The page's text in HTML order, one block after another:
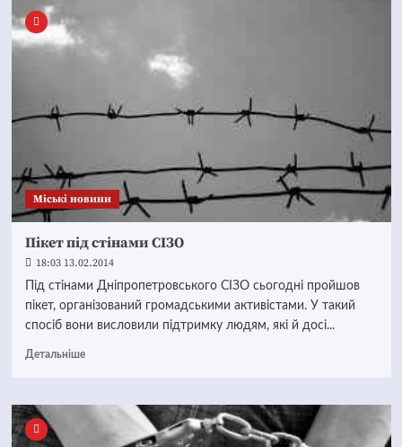
Mіські новини
Пікет під стінами СІЗО
18:03 13.02.2014
Під стінами Дніпропетровського СІЗО сьогодні пройшов
пікет, організований громадськими активістами. У такий
спосіб вони висловили підтримку людям, які й досі...
Детальніше